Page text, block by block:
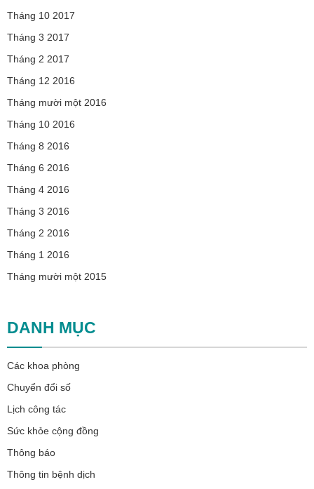
Tháng 10 2017
Tháng 3 2017
Tháng 2 2017
Tháng 12 2016
Tháng mười một 2016
Tháng 10 2016
Tháng 8 2016
Tháng 6 2016
Tháng 4 2016
Tháng 3 2016
Tháng 2 2016
Tháng 1 2016
Tháng mười một 2015
DANH MỤC
Các khoa phòng
Chuyển đổi số
Lịch công tác
Sức khỏe cộng đồng
Thông báo
Thông tin bệnh dịch